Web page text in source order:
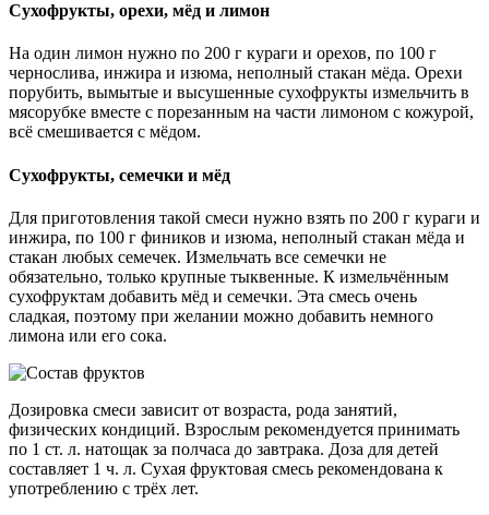
Сухофрукты, орехи, мёд и лимон
На один лимон нужно по 200 г кураги и орехов, по 100 г
чернослива, инжира и изюма, неполный стакан мёда. Орехи
порубить, вымытые и высушенные сухофрукты измельчить в
мясорубке вместе с порезанным на части лимоном с кожурой,
всё смешивается с мёдом.
Сухофрукты, семечки и мёд
Для приготовления такой смеси нужно взять по 200 г кураги и
инжира, по 100 г фиников и изюма, неполный стакан мёда и
стакан любых семечек. Измельчать все семечки не
обязательно, только крупные тыквенные. К измельчённым
сухофруктам добавить мёд и семечки. Эта смесь очень
сладкая, поэтому при желании можно добавить немного
лимона или его сока.
Дозировка смеси зависит от возраста, рода занятий,
физических кондиций. Взрослым рекомендуется принимать
по 1 ст. л. натощак за полчаса до завтрака. Доза для детей
составляет 1 ч. л. Сухая фруктовая смесь рекомендована к
употреблению с трёх лет.